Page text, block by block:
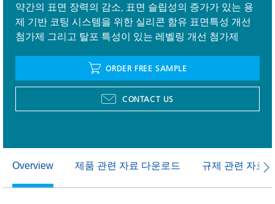
약간의 표면 장력의 감소, 표면 슬립성의 증가가 있는 용
제 기반 코팅 시스템을 위한 실리콘 함유 표면특성 개선
첨가제 그리고 탈포 특성이 있는 레벨링 개선 첨가제
ORDER FREE SAMPLE
CONTACT US
Overview 제품 관련 자료 다운로드 규제 관련 자료